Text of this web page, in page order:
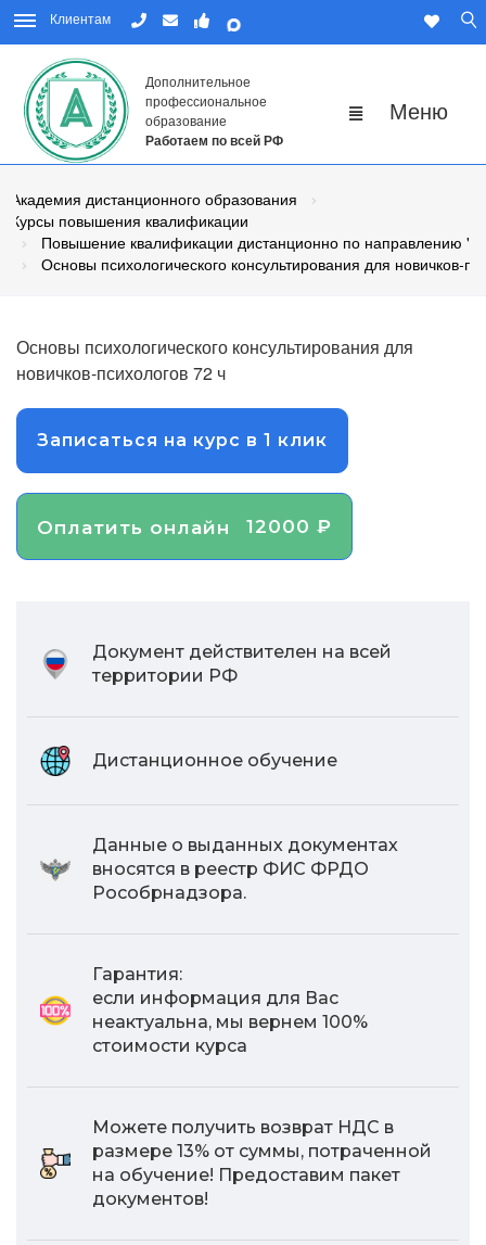
Клиентам
Дополнительное
профессиональное
образование
Работаем по всей РФ
Академия дистанционного образования
Курсы повышения квалификации
Повышение квалификации дистанционно по направлению
Основы психологического консультирования для новичков-
Основы психологического консультирования для
новичков-психологов 72 ч
Записаться на курс в 1 клик
Оплатить онлайн 12000 ₽
Документ действителен на всей
территории РФ
Дистанционное обучение
Данные о выданных документах
вносятся в реестр ФИС ФРДО
Рособрнадзора.
Гарантия:
если информация для Вас
неактуальна, мы вернем 100%
стоимости курса
Можете получить возврат НДС в
размере 13% от суммы, потраченной
на обучение! Предоставим пакет
документов!